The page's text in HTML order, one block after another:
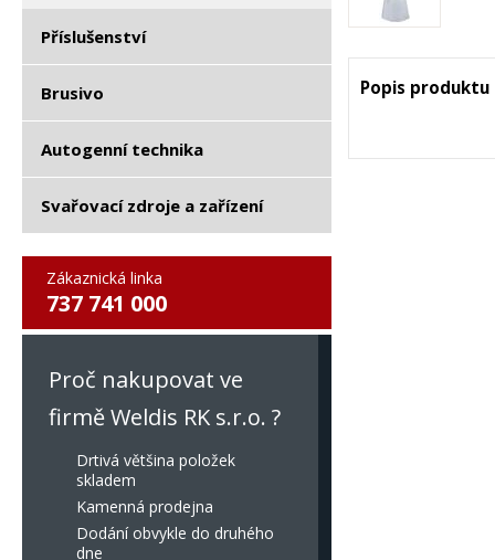
Příslušenství
Brusivo
Autogenní technika
Svařovací zdroje a zařízení
Zákaznická linka
737 741 000
Proč nakupovat ve
firmě Weldis RK s.r.o. ?
Drtivá většina položek
skladem
Kamenná prodejna
Dodání obvykle do druhého
dne
Popis produktu